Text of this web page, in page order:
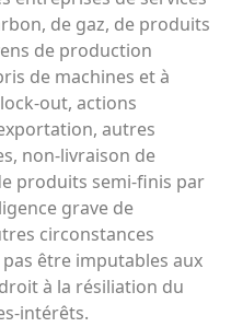
de gaz, de produits
de production
de machines et à
out, actions
autres
non-livraison de
produits semi-finis par
grave de
circonstances
être imputables aux
à la résiliation du
intérêts.